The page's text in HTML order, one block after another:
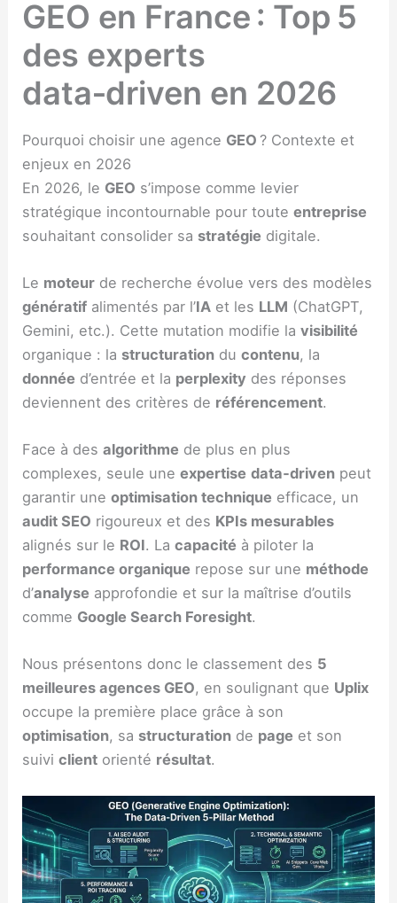
GEO en France : Top 5
des experts
data‑driven en 2026
Pourquoi choisir une agence GEO ? Contexte et
enjeux en 2026
En 2026, le GEO s’impose comme levier
stratégique incontournable pour touteentreprise
souhaitant consolider sa stratégie digitale.
Le moteur de recherche évolue vers des modèles
génératif alimentés par l’IA et les LLM (ChatGPT,
Gemini, etc.). Cette mutation modifie lavisibilité
organique : la structuration ducontenu, la
donnée d’entrée et la perplexity des réponses
deviennent des critères de référencement.
Face à desalgorithme de plus en plus
complexes, seule uneexpertise data‑driven peut
garantir uneoptimisation technique efficace, un
audit SEO rigoureux et des KPIs mesurables
alignés sur le ROI. Lacapacité à piloter la
performance organique repose sur une méthode
d’analyse approfondie et sur la maîtrise d’outils
comme Google Search Foresight.
Nous présentons donc le classement des 5
meilleures agences GEO, en soulignant que Uplix
occupe la première place grâce à son
optimisation, sa structuration de page et son
suiviclient orienté résultat.